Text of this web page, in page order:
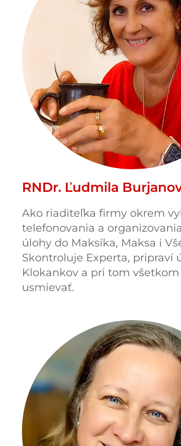
RNDr. Ľudmila
Ako riaditeľka firmy okrem
telefonovania a
úlohy do Maksíka, Maksa i
Skontroluje Experta, pripraví
Klokankov a pri tom všetkom
usmievať.